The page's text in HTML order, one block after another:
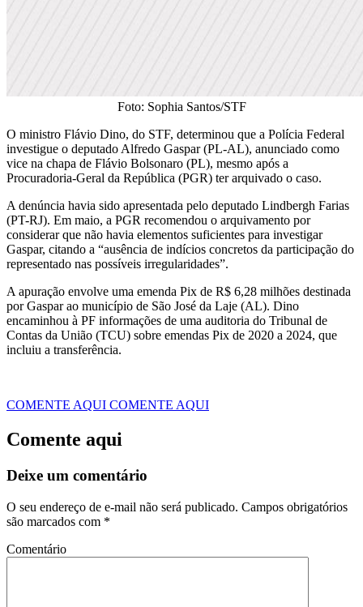
Foto: Sophia Santos/STF
O ministro Flávio Dino, do STF, determinou que a Polícia Federal
investigue o deputado Alfredo Gaspar (PL-AL), anunciado como
vice na chapa de Flávio Bolsonaro (PL), mesmo após a
Procuradoria-Geral da República (PGR) ter arquivado o caso.
A denúncia havia sido apresentada pelo deputado Lindbergh Farias
(PT-RJ). Em maio, a PGR recomendou o arquivamento por
considerar que não havia elementos suficientes para investigar
Gaspar, citando a “ausência de indícios concretos da participação do
representado nas possíveis irregularidades”.
A apuração envolve uma emenda Pix de R$ 6,28 milhões destinada
por Gaspar ao município de São José da Laje (AL). Dino
encaminhou à PF informações de uma auditoria do Tribunal de
Contas da União (TCU) sobre emendas Pix de 2020 a 2024, que
incluiu a transferência.
COMENTE AQUI COMENTE AQUI
Comente aqui
Deixe um comentário
O seu endereço de e-mail não será publicado. Campos obrigatórios
são marcados com *
Comentário